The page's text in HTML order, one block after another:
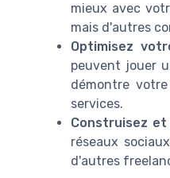
mieux avec
mais d'autres
Optimisez
peuvent jouer
démontre
services.
Construisez
réseaux
d'autres